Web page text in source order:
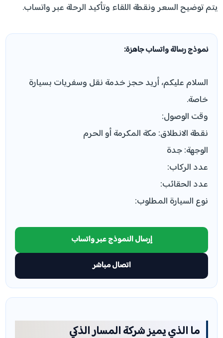
يتم توضيح السعر ونقطة اللقاء وتأكيد الرحلة عبر واتساب.
نموذج رسالة واتساب جاهزة:
السلام عليكم، أريد حجز خدمة نقل وسفريات بسيارة
خاصة.
وقت الوصول:
نقطة الانطلاق: مكة المكرمة أو الحرم
الوجهة: جدة
عدد الركاب:
عدد الحقائب:
نوع السيارة المطلوب:
إرسال النموذج عبر واتساب
اتصال مباشر
ما الذي يميز شركة المسار الذكي